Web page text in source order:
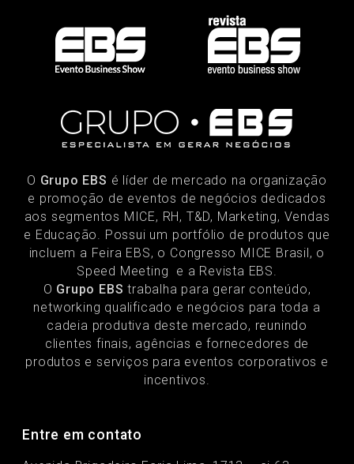
O Grupo EBS é líder de mercado na organização
e promoção de eventos de negócios dedicados
aos segmentos MICE, RH, T&D, Marketing, Vendas
e Educação. Possui um portfólio de produtos que
incluem a Feira EBS, o Congresso MICE Brasil, o
Speed Meeting e a Revista EBS.
O Grupo EBS trabalha para gerar conteúdo,
networking qualificado e negócios para toda a
cadeia produtiva deste mercado, reunindo
clientes finais, agências e fornecedores de
produtos e serviços para eventos corporativos e
incentivos.
Entre em contato